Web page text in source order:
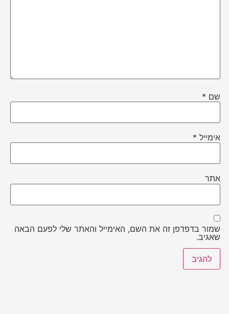
שם *
אימייל *
אתר
שמור בדפדפן זה את השם, האימייל והאתר שלי לפעם הבאה
שאגיב.